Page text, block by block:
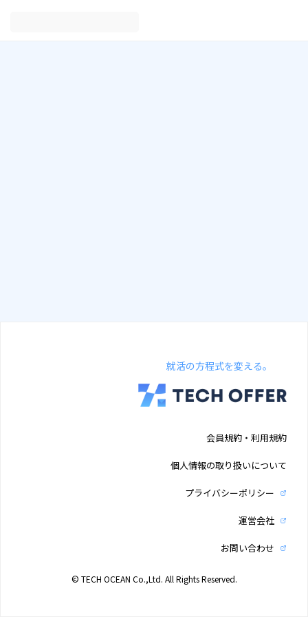
就活の方程式を変える。
会員規約・利用規約
個人情報の取り扱いについて
プライバシーポリシー
運営会社
お問い合わせ
© TECH OCEAN Co.,Ltd. All Rights Reserved.